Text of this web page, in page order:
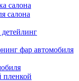
салона
салона
фар автомобиля
пленкой